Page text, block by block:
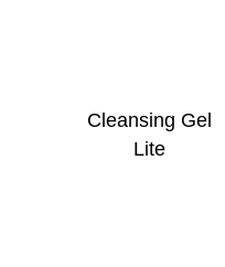
Cleansing Gel
Lite